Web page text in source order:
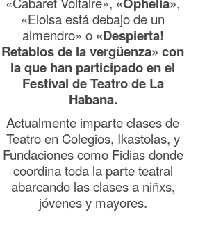
«Eloisa está debajo de un
almendro» o «Despierta!
Retablos de la vergüenza» con
la que han participado en el
Festival de Teatro de La
Habana.
Actualmente imparte clases de
Teatro en Colegios, Ikastolas, y
Fundaciones como Fidias donde
coordina toda la parte teatral
abarcando las clases a niñxs,
jóvenes y mayores.